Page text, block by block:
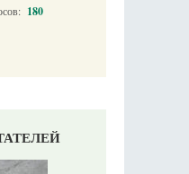
180